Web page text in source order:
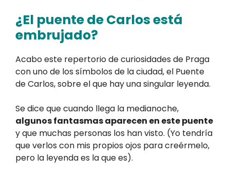
¿El puente de Carlos está
embrujado?
Acabo este repertorio de curiosidades de Praga
con uno de los símbolos de la ciudad, el Puente
de Carlos, sobre el que hay una singular leyenda.
Se dice que cuando llega la medianoche,
algunos fantasmas aparecen en este puente
y que muchas personas los han visto. (Yo tendría
que verlos con mis propios ojos para creérmelo,
pero la leyenda es la que es).